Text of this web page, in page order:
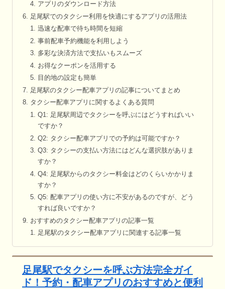
アプリのダウンロード方法
足尾駅でのタクシー利用を快適にするアプリの活用法
迅速な配車で待ち時間を短縮
事前配車予約機能を利用しよう
多彩な決済方法で支払いもスムーズ
お得なクーポンを活用する
目的地の設定も簡単
足尾駅のタクシー配車アプリの記事についてまとめ
タクシー配車アプリに関するよくある質問
Q1: 足尾駅周辺でタクシーを呼ぶにはどうすればいい
ですか？
Q2: タクシー配車アプリでの予約は可能ですか？
Q3: タクシーの支払い方法にはどんな選択肢がありま
すか？
Q4: 足尾駅からのタクシー料金はどのくらいかかりま
すか？
Q5: 配車アプリの使い方に不安があるのですが、どう
すれば良いですか？
おすすめのタクシー配車アプリの記事一覧
足尾駅のタクシー配車アプリに関連する記事一覧
足尾駅でタクシーを呼ぶ方法完全ガイ
ド！予約・配車アプリのおすすめと便利